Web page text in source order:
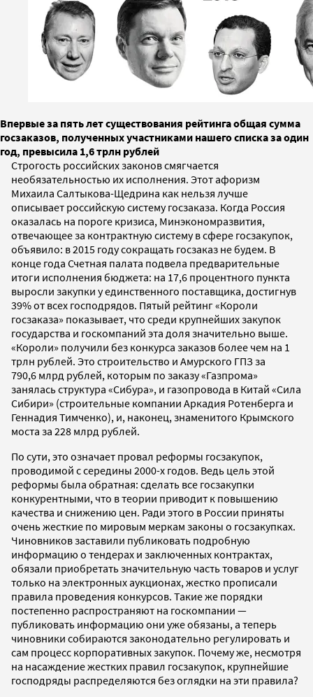
Впервые за пять лет существования рейтинга общая сумма
госзаказов, полученных участниками нашего списка за один
год, превысила 1,6 трлн рублей
Строгость российских законов смягчается
необязательностью их исполнения. Этот афоризм
Михаила Салтыкова-Щедрина как нельзя лучше
описывает российскую систему госзаказа. Когда Россия
оказалась на пороге кризиса, Минэкономразвития,
отвечающее за контрактную систему в сфере госзакупок,
объявило: в 2015 году сокращать госзаказ не будем. В
конце года Счетная палата подвела предварительные
итоги исполнения бюджета: на 17,6 процентного пункта
выросли закупки у единственного поставщика, достигнув
39% от всех господрядов. Пятый рейтинг «Короли
госзаказа» показывает, что среди крупнейших закупок
государства и госкомпаний эта доля значительно выше.
«Короли» получили без конкурса заказов более чем на 1
трлн рублей. Это строительство и Амурского ГПЗ за
790,6 млрд рублей, которым по заказу «Газпрома»
занялась структура «Сибура», и газопровода в Китай «Сила
Сибири» (строительные компании Аркадия Ротенберга и
Геннадия Тимченко), и, наконец, знаменитого Крымского
моста за 228 млрд рублей.
По сути, это означает провал реформы госзакупок,
проводимой с середины 2000-х годов. Ведь цель этой
реформы была обратная: сделать все госзакупки
конкурентными, что в теории приводит к повышению
качества и снижению цен. Ради этого в России приняты
очень жесткие по мировым меркам законы о госзакупках.
Чиновников заставили публиковать подробную
информацию о тендерах и заключенных контрактах,
обязали приобретать значительную часть товаров и услуг
только на электронных аукционах, жестко прописали
правила проведения конкурсов. Такие же порядки
постепенно распространяют на госкомпании —
публиковать информацию они уже обязаны, а теперь
чиновники собираются законодательно регулировать и
сам процесс корпоративных закупок. Почему же, несмотря
на насаждение жестких правил госзакупок, крупнейшие
господряды распределяются без оглядки на эти правила?